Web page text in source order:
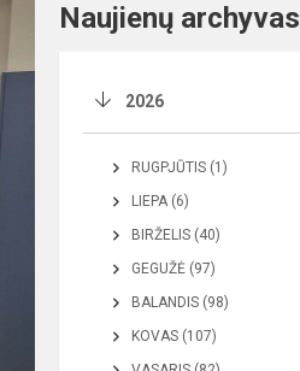
Naujienų archyvas
2026
RUGPJŪTIS (1)
LIEPA (6)
BIRŽELIS (40)
GEGUŽĖ (97)
BALANDIS (98)
KOVAS (107)